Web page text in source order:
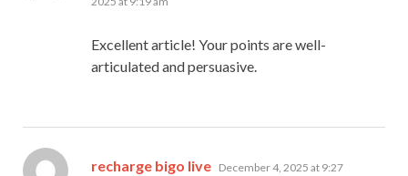
Excellent article! Your points are well-
articulated and persuasive.
recharge bigo live says:
December 4, 2025 at 9:27